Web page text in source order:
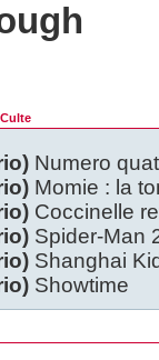
Numero
Momie : la
Coccinelle
Spider-Man
Shanghai
Showtime